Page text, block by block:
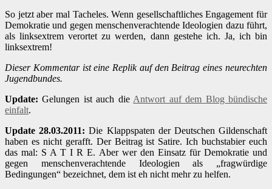
So jetzt aber mal Tacheles. Wenn gesellschaftliches Engagement für
Demokratie und gegen menschenverachtende Ideologien dazu führt,
als linksextrem verortet zu werden, dann gestehe ich. Ja, ich bin
linksextrem!
Dieser Kommentar ist eine Replik auf den Beitrag eines neurechten
Jugendbundes.
Update:Gelungen ist auch dieAntwort auf dem Blog bündische
einfalt.
Update 28.03.2011: Die Klappspaten der Deutschen Gildenschaft
haben es nicht gerafft. Der Beitrag ist Satire. Ich buchstabier euch
das mal: S A T I R E. Aber wer den Einsatz für Demokratie und
gegen menschenverachtende Ideologien als „fragwürdige
Bedingungen“ bezeichnet, dem ist eh nicht mehr zu helfen.